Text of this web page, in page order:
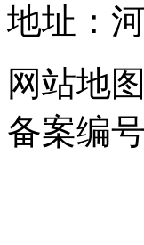
地址：
网站地图
备案编号